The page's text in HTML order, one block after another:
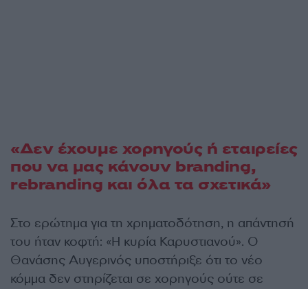
«Δεν έχουμε χορηγούς ή εταιρείες
που να μας κάνουν branding,
rebranding και όλα τα σχετικά»
Στο ερώτημα για τη χρηματοδότηση, η απάντησή
του ήταν κοφτή: «Η κυρία Καρυστιανού». Ο
Θανάσης Αυγερινός υποστήριξε ότι το νέο
κόμμα δεν στηρίζεται σε χορηγούς ούτε σε